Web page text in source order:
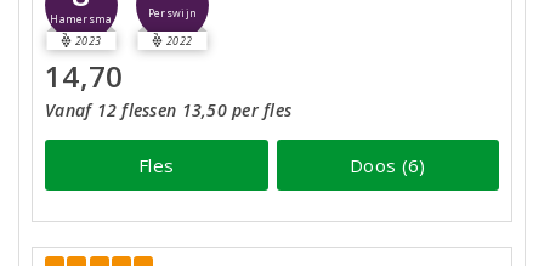
Hamersma
2023
Perswijn
2022
14,70
Vanaf 12 flessen 13,50 per fles
Fles Doos (6)